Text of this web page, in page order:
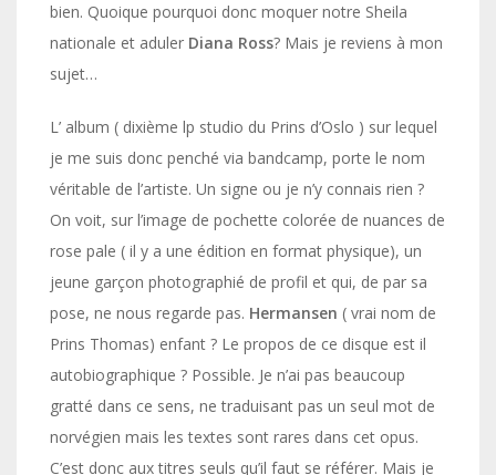
bien. Quoique pourquoi donc moquer notre Sheila
nationale et aduler Diana Ross? Mais je reviens à mon
sujet…
L’ album ( dixième lp studio du Prins d’Oslo ) sur lequel
je me suis donc penché via bandcamp, porte le nom
véritable de l’artiste. Un signe ou je n’y connais rien ?
On voit, sur l’image de pochette colorée de nuances de
rose pale ( il y a une édition en format physique), un
jeune garçon photographié de profil et qui, de par sa
pose, ne nous regarde pas. Hermansen ( vrai nom de
Prins Thomas) enfant ? Le propos de ce disque est il
autobiographique ? Possible. Je n’ai pas beaucoup
gratté dans ce sens, ne traduisant pas un seul mot de
norvégien mais les textes sont rares dans cet opus.
C’est donc aux titres seuls qu’il faut se référer. Mais je